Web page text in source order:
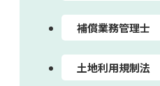
補償業務管理士
土地利用規制法